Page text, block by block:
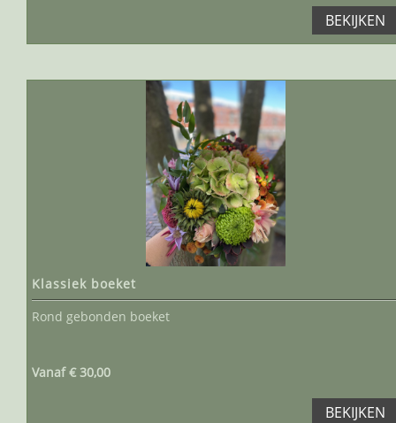
BEKIJKEN
Klassiek boeket
Rond gebonden boeket
Vanaf € 30,00
BEKIJKEN